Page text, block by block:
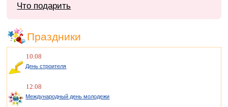
Что подарить
Праздники
10.08
День строителя
12.08
Международный день молодежи